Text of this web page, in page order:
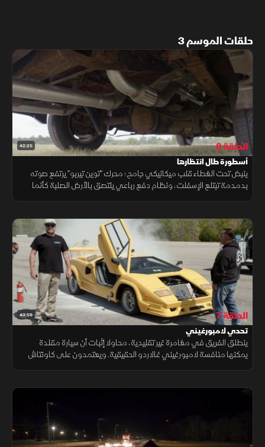
حلقات الموسم 3
42:25 الحلقة 8
أسطورة طال انتظارها
ينبض تحت الغطاء قلب ميكانيكي جامح؛ محرك "توين تيربو" يرتفع صوته
بدمدمة تبتلع الإسفلت، ونظام دفع رباعي يلتصق بالأرض الصلبة كأنما
43:59 الحلقة 7
تحدي لامبورغيني
ينطلق الفريق في مغامرة غير تقليدية، محاولا إثبات أن سيارة مقلدة
يمكنها منافسة لامبورغيني غالاردو الحقيقية. ويعتمدون على كاونتاش